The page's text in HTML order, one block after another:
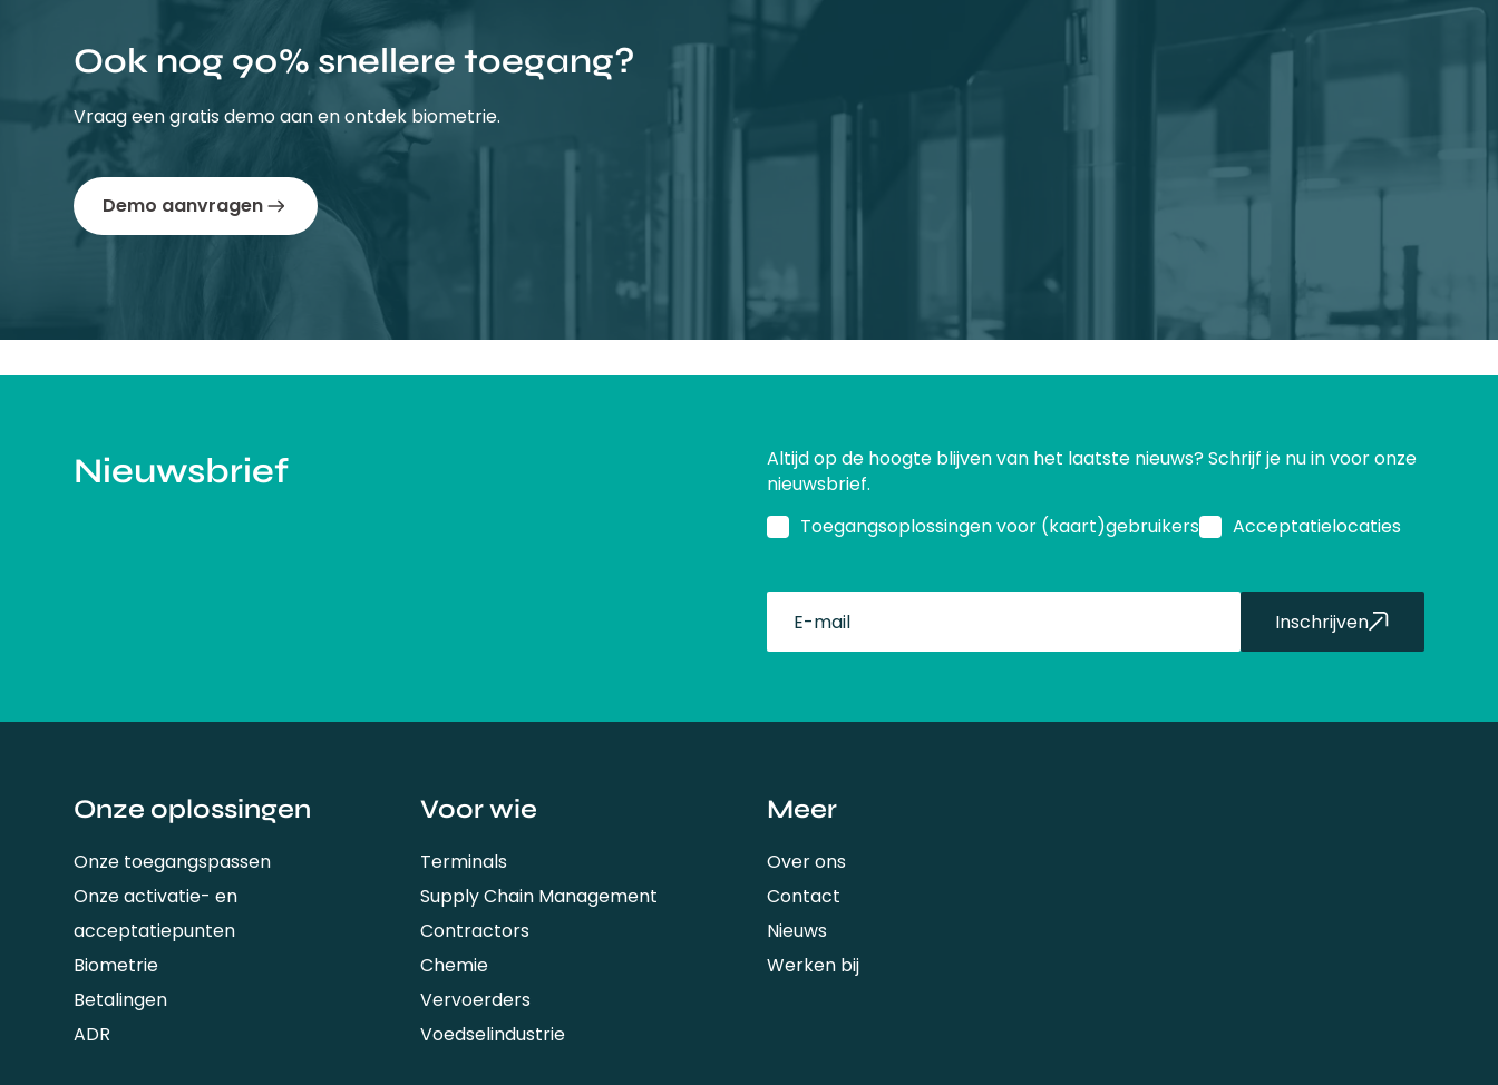
Ook nog 90% snellere toegang?
Vraag een gratis demo aan en ontdek biometrie.
Demo aanvragen
Nieuwsbrief
Altijd op de hoogte blijven van het laatste nieuws? Schrijf je nu in voor onze
nieuwsbrief.
Toegangsoplossingen voor (kaart)gebruikers
Acceptatielocaties
Inschrijven
Onze oplossingen
Onze toegangspassen
Onze activatie- en
acceptatiepunten
Biometrie
Betalingen
ADR
Voor wie
Terminals
Supply Chain Management
Contractors
Chemie
Vervoerders
Voedselindustrie
Meer
Over ons
Contact
Nieuws
Werken bij